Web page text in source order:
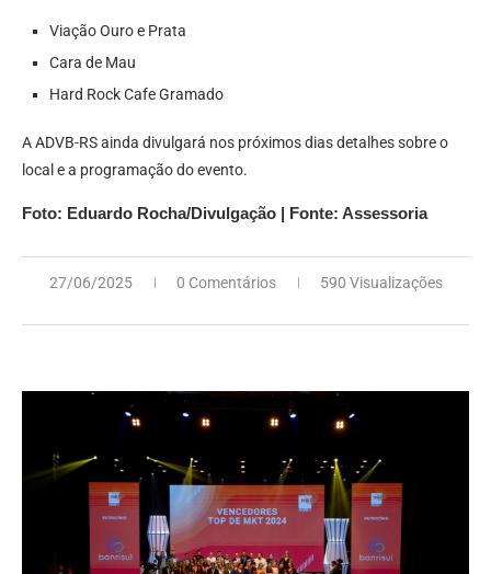
Viação Ouro e Prata
Cara de Mau
Hard Rock Cafe Gramado
A ADVB-RS ainda divulgará nos próximos dias detalhes sobre o
local e a programação do evento.
Foto: Eduardo Rocha/Divulgação | Fonte: Assessoria
27/06/2025 0 Comentários 590 Visualizações